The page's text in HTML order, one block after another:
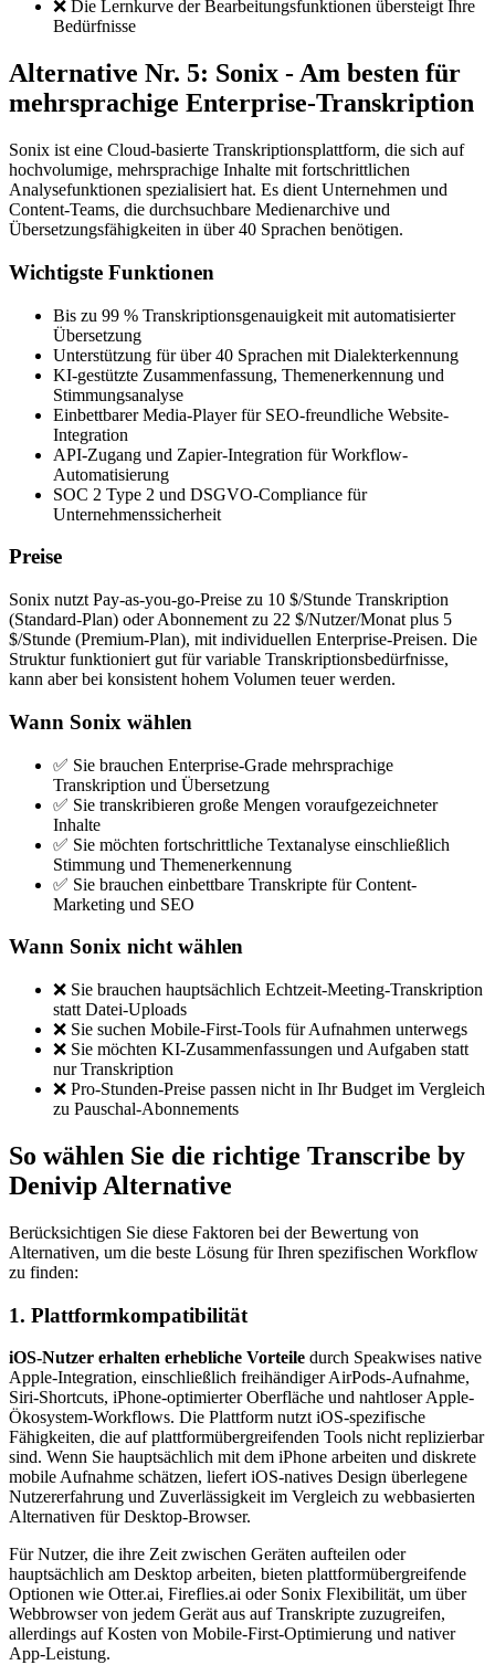
❌ Die Lernkurve der Bearbeitungsfunktionen übersteigt Ihre
Bedürfnisse
Alternative Nr. 5: Sonix - Am besten für
mehrsprachige Enterprise-Transkription
Sonix ist eine Cloud-basierte Transkriptionsplattform, die sich auf
hochvolumige, mehrsprachige Inhalte mit fortschrittlichen
Analysefunktionen spezialisiert hat. Es dient Unternehmen und
Content-Teams, die durchsuchbare Medienarchive und
Übersetzungsfähigkeiten in über 40 Sprachen benötigen.
Wichtigste Funktionen
Bis zu 99 % Transkriptionsgenauigkeit mit automatisierter
Übersetzung
Unterstützung für über 40 Sprachen mit Dialekterkennung
KI-gestützte Zusammenfassung, Themenerkennung und
Stimmungsanalyse
Einbettbarer Media-Player für SEO-freundliche Website-
Integration
API-Zugang und Zapier-Integration für Workflow-
Automatisierung
SOC 2 Type 2 und DSGVO-Compliance für
Unternehmenssicherheit
Preise
Sonix nutzt Pay-as-you-go-Preise zu 10 $/Stunde Transkription
(Standard-Plan) oder Abonnement zu 22 $/Nutzer/Monat plus 5
$/Stunde (Premium-Plan), mit individuellen Enterprise-Preisen. Die
Struktur funktioniert gut für variable Transkriptionsbedürfnisse,
kann aber bei konsistent hohem Volumen teuer werden.
Wann Sonix wählen
✅ Sie brauchen Enterprise-Grade mehrsprachige
Transkription und Übersetzung
✅ Sie transkribieren große Mengen voraufgezeichneter
Inhalte
✅ Sie möchten fortschrittliche Textanalyse einschließlich
Stimmung und Themenerkennung
✅ Sie brauchen einbettbare Transkripte für Content-
Marketing und SEO
Wann Sonix nicht wählen
❌ Sie brauchen hauptsächlich Echtzeit-Meeting-Transkription
statt Datei-Uploads
❌ Sie suchen Mobile-First-Tools für Aufnahmen unterwegs
❌ Sie möchten KI-Zusammenfassungen und Aufgaben statt
nur Transkription
❌ Pro-Stunden-Preise passen nicht in Ihr Budget im Vergleich
zu Pauschal-Abonnements
So wählen Sie die richtige Transcribe by
Denivip Alternative
Berücksichtigen Sie diese Faktoren bei der Bewertung von
Alternativen, um die beste Lösung für Ihren spezifischen Workflow
zu finden:
1. Plattformkompatibilität
iOS-Nutzer erhalten erhebliche Vorteile durch Speakwises native
Apple-Integration, einschließlich freihändiger AirPods-Aufnahme,
Siri-Shortcuts, iPhone-optimierter Oberfläche und nahtloser Apple-
Ökosystem-Workflows. Die Plattform nutzt iOS-spezifische
Fähigkeiten, die auf plattformübergreifenden Tools nicht replizierbar
sind. Wenn Sie hauptsächlich mit dem iPhone arbeiten und diskrete
mobile Aufnahme schätzen, liefert iOS-natives Design überlegene
Nutzererfahrung und Zuverlässigkeit im Vergleich zu webbasierten
Alternativen für Desktop-Browser.
Für Nutzer, die ihre Zeit zwischen Geräten aufteilen oder
hauptsächlich am Desktop arbeiten, bieten plattformübergreifende
Optionen wie Otter.ai, Fireflies.ai oder Sonix Flexibilität, um über
Webbrowser von jedem Gerät aus auf Transkripte zuzugreifen,
allerdings auf Kosten von Mobile-First-Optimierung und nativer
App-Leistung.